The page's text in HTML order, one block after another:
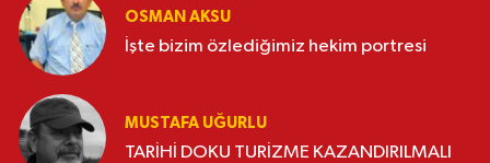
OSMAN AKSU
İşte bizim özlediğimiz hekim portresi
MUSTAFA UĞURLU
TARİHİ DOKU TURİZME KAZANDIRILMALI